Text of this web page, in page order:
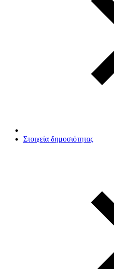
Στοιχεία δημοσιότητας